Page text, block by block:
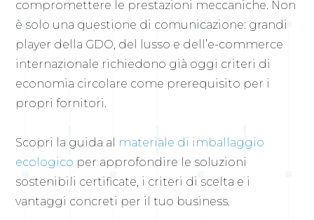
compromettere le prestazioni meccaniche. Non
è solo una questione di comunicazione: grandi
player della GDO, del lusso e dell’e-commerce
internazionale richiedono già oggi criteri di
economia circolare come prerequisito per i
propri fornitori.
Scopri la guida al materiale di imballaggio
ecologico per approfondire le soluzioni
sostenibili certificate, i criteri di scelta e i
vantaggi concreti per il tuo business.